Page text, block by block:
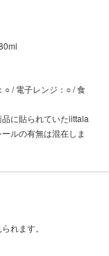
○ / 電子レンジ：○ / 食
に貼られていたiittala
ルの有無は混在しま
れます。